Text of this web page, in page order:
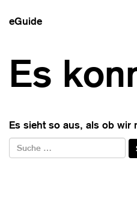
eGuide
Es
Es sieht so aus, als ob wir